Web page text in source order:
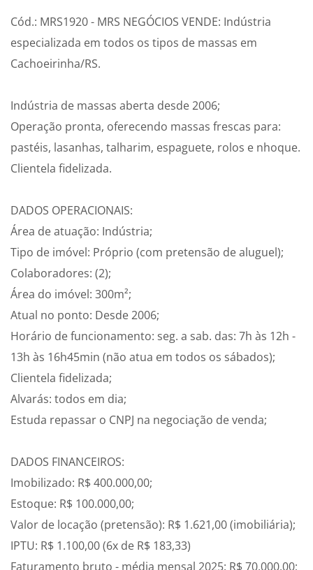
Cód.: MRS1920 - MRS NEGÓCIOS VENDE: Indústria
especializada em todos os tipos de massas em
Cachoeirinha/RS.
Indústria de massas aberta desde 2006;
Operação pronta, oferecendo massas frescas para:
pastéis, lasanhas, talharim, espaguete, rolos e nhoque.
Clientela fidelizada.
DADOS OPERACIONAIS:
Área de atuação: Indústria;
Tipo de imóvel: Próprio (com pretensão de aluguel);
Colaboradores: (2);
Área do imóvel: 300m²;
Atual no ponto: Desde 2006;
Horário de funcionamento: seg. a sab. das: 7h às 12h -
13h às 16h45min (não atua em todos os sábados);
Clientela fidelizada;
Alvarás: todos em dia;
Estuda repassar o CNPJ na negociação de venda;
DADOS FINANCEIROS:
Imobilizado: R$ 400.000,00;
Estoque: R$ 100.000,00;
Valor de locação (pretensão): R$ 1.621,00 (imobiliária);
IPTU: R$ 1.100,00 (6x de R$ 183,33)
Faturamento bruto - média mensal 2025: R$ 70.000,00;